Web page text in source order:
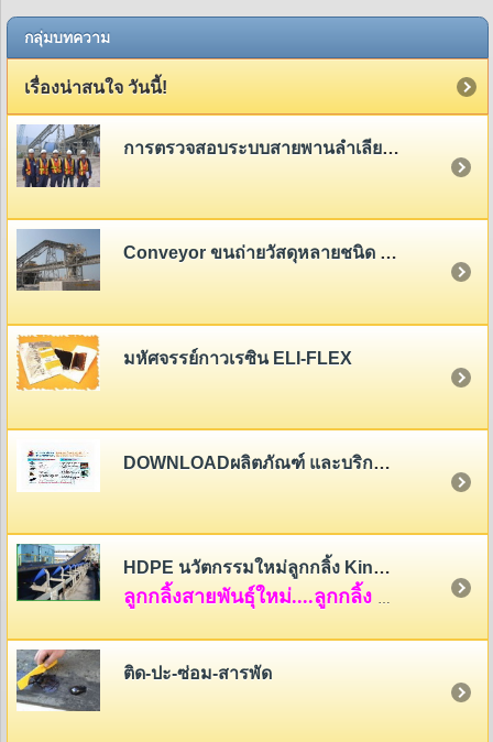
กลุ่มบทความ
เรื่องน่าสนใจ วันนี้!
การตรวจสอบระบบสายพานลำเลียง (Belt Conveyor System Inspection)
Conveyor ขนถ่ายวัสดุหลายชนิด - หลายขนาด
มหัศจรรย์กาวเรซิน ELI-FLEX
DOWNLOADผลิตภัณฑ์ และบริการของสายพานไทย
HDPE นวัตกรรมใหม่ลูกกลิ้ง King Roller (HDPE Rollers Innovation)
ลูกกลิ้งสายพันธุ์ใหม่....ลูกกลิ้ง HDPE
ติด-ปะ-ซ่อม-สารพัด